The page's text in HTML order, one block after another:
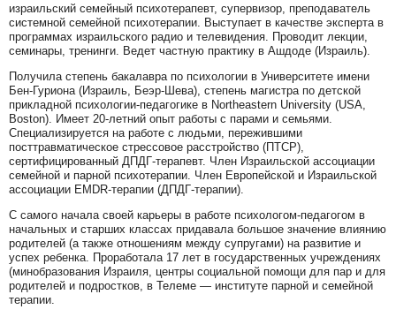
израильский семейный психотерапевт, супервизор, преподаватель
системной семейной психотерапии. Выступает в качестве эксперта в
программах израильского радио и телевидения. Проводит лекции,
семинары, тренинги. Ведет частную практику в Ашдоде (Израиль).
Получила степень бакалавра по психологии в Университете имени
Бен-Гуриона (Израиль, Беэр-Шева), степень магистра по детской
прикладной психологии-педагогике в Northeastern University (USA,
Boston). Имеет 20-летний опыт работы с парами и семьями.
Специализируется на работе с людьми, пережившими
посттравматическое стрессовое расстройство (ПТСР),
сертифицированный ДПДГ-терапевт. Член Израильской ассоциации
семейной и парной психотерапии. Член Европейской и Израильской
ассоциации EMDR-терапии (ДПДГ-терапии).
С самого начала своей карьеры в работе психологом-педагогом в
начальных и старших классах придавала большое значение влиянию
родителей (а также отношениям между супругами) на развитие и
успех ребенка. Проработала 17 лет в государственных учреждениях
(минобразования Израиля, центры социальной помощи для пар и для
родителей и подростков, в Телеме — институте парной и семейной
терапии.